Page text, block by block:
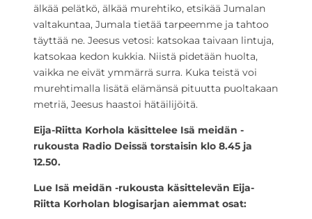
älkää pelätkö, älkää murehtiko, etsikää Jumalan
valtakuntaa, Jumala tietää tarpeemme ja tahtoo
täyttää ne. Jeesus vetosi: katsokaa taivaan lintuja,
katsokaa kedon kukkia. Niistä pidetään huolta,
vaikka ne eivät ymmärrä surra. Kuka teistä voi
murehtimalla lisätä elämänsä pituutta puoltakaan
metriä, Jeesus haastoi hätäilijöitä.
Eija-Riitta Korhola käsittelee Isä meidän -
rukousta Radio Deissä torstaisin klo 8.45 ja
12.50.
Lue Isä meidän -rukousta käsittelevän Eija-
Riitta Korholan blogisarjan aiemmat osat: